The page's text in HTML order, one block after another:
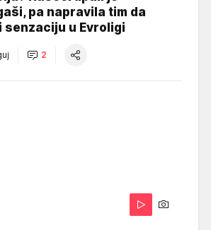
pa napravila tim da
senzaciju u Evroligi
2